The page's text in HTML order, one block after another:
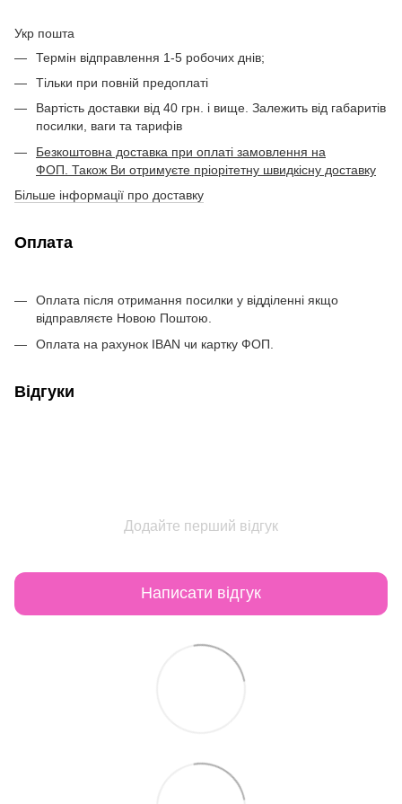
Укр пошта
Термін відправлення 1-5 робочих днів;
Тільки при повній предоплаті
Вартість доставки від 40 грн. і вище. Залежить від габаритів
посилки, ваги та тарифів
Безкоштовна доставка при оплаті замовлення на
ФОП. Також Ви отримуєте пріорітетну швидкісну доставку
Більше інформації про доставку
Оплата
Оплата після отримання посилки у відділенні якщо
відправляєте Новою Поштою.
Оплата на рахунок IBAN чи картку ФОП.
Відгуки
Додайте перший відгук
Написати відгук